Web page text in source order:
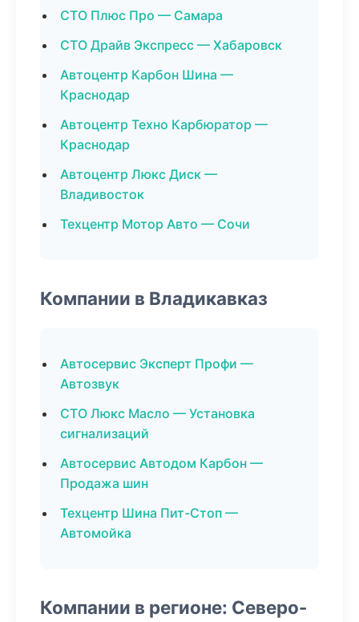
СТО Плюс Про — Самара
СТО Драйв Экспресс — Хабаровск
Автоцентр Карбон Шина —
Краснодар
Автоцентр Техно Карбюратор —
Краснодар
Автоцентр Люкс Диск —
Владивосток
Техцентр Мотор Авто — Сочи
Компании в Владикавказ
Автосервис Эксперт Профи —
Автозвук
СТО Люкс Масло — Установка
сигнализаций
Автосервис Автодом Карбон —
Продажа шин
Техцентр Шина Пит-Стоп —
Автомойка
Компании в регионе: Северо-